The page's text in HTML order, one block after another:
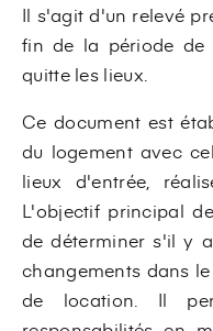
Il s'agit d'un relevé
fin de la période de
quitte les lieux.
Ce document est
du logement avec
lieux d'entrée,
L'objectif principal
de déterminer s'il y
changements dans
de location. Il